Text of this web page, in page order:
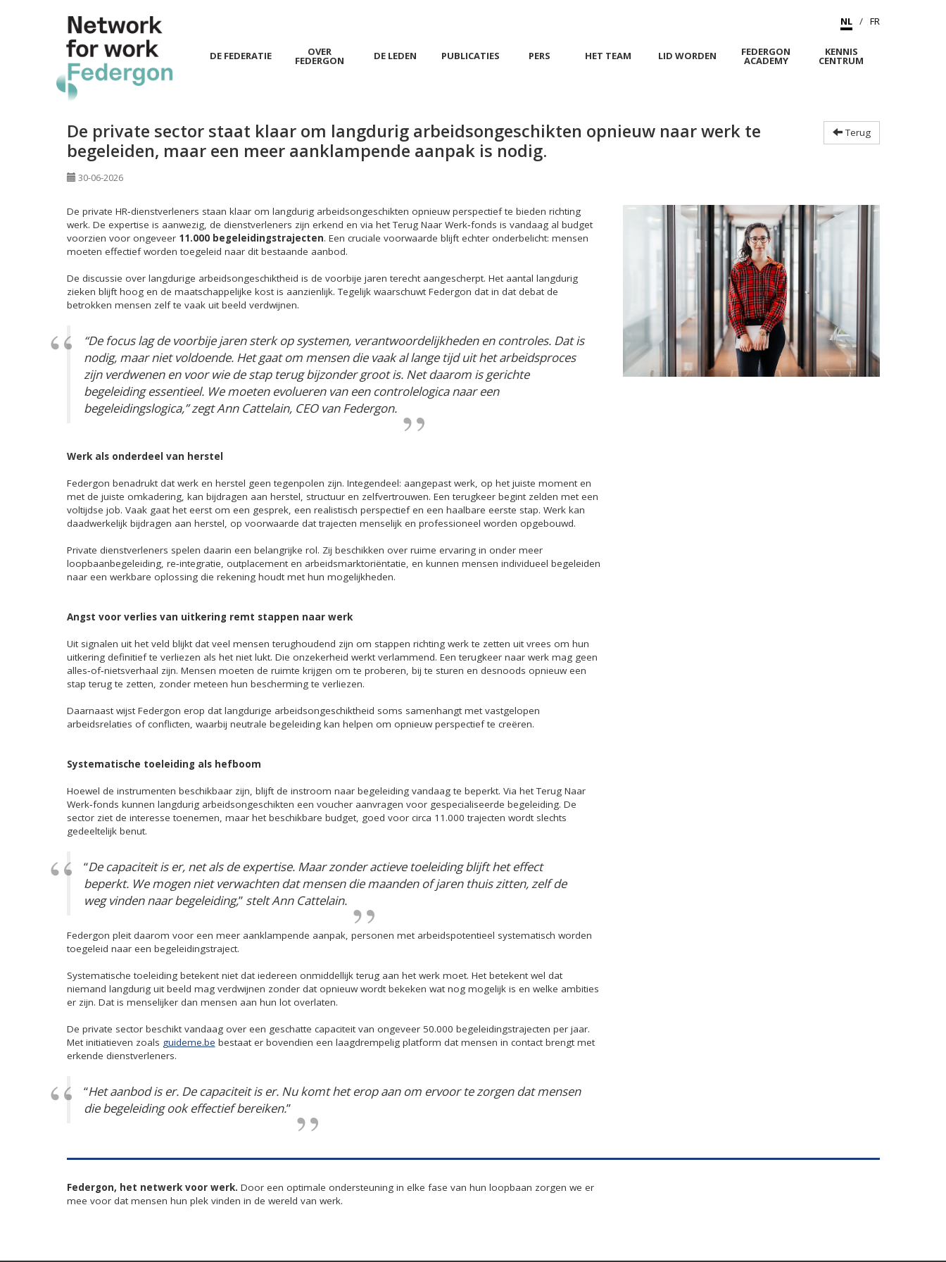
DE FEDERATIE OVER
FEDERGON DE LEDEN PUBLICATIES PERS HET TEAM LID WORDEN FEDERGON
ACADEMY
KENNIS
CENTRUM
NL FR
Terug
De private sector staat klaar om langdurig arbeidsongeschikten opnieuw naar werk te
begeleiden, maar een meer aanklampende aanpak is nodig.
30-06-2026
De private HR‑dienstverleners staan klaar om langdurig arbeidsongeschikten opnieuw perspectief te bieden richting
werk. De expertise is aanwezig, de dienstverleners zijn erkend en via het Terug Naar Werk‑fonds is vandaag al budget
voorzien voor ongeveer 11.000 begeleidingstrajecten. Een cruciale voorwaarde blijft echter onderbelicht: mensen
moeten effectief worden toegeleid naar dit bestaande aanbod.
De discussie over langdurige arbeidsongeschiktheid is de voorbije jaren terecht aangescherpt. Het aantal langdurig
zieken blijft hoog en de maatschappelijke kost is aanzienlijk. Tegelijk waarschuwt Federgon dat in dat debat de
betrokken mensen zelf te vaak uit beeld verdwijnen.
“De focus lag de voorbije jaren sterk op systemen, verantwoordelijkheden en controles. Dat is
nodig, maar niet voldoende. Het gaat om mensen die vaak al lange tijd uit het arbeidsproces
zijn verdwenen en voor wie de stap terug bijzonder groot is. Net daarom is gerichte
begeleiding essentieel. We moeten evolueren van een controlelogica naar een
begeleidingslogica,” zegt Ann Cattelain, CEO van Federgon.
Werk als onderdeel van herstel
Federgon benadrukt dat werk en herstel geen tegenpolen zijn. Integendeel: aangepast werk, op het juiste moment en
met de juiste omkadering, kan bijdragen aan herstel, structuur en zelfvertrouwen. Een terugkeer begint zelden met een
voltijdse job. Vaak gaat het eerst om een gesprek, een realistisch perspectief en een haalbare eerste stap. Werk kan
daadwerkelijk bijdragen aan herstel, op voorwaarde dat trajecten menselijk en professioneel worden opgebouwd.
Private dienstverleners spelen daarin een belangrijke rol. Zij beschikken over ruime ervaring in onder meer
loopbaanbegeleiding, re‑integratie, outplacement en arbeidsmarktoriëntatie, en kunnen mensen individueel begeleiden
naar een werkbare oplossing die rekening houdt met hun mogelijkheden.
Angst voor verlies van uitkering remt stappen naar werk
Uit signalen uit het veld blijkt dat veel mensen terughoudend zijn om stappen richting werk te zetten uit vrees om hun
uitkering definitief te verliezen als het niet lukt. Die onzekerheid werkt verlammend. Een terugkeer naar werk mag geen
alles‑of‑nietsverhaal zijn. Mensen moeten de ruimte krijgen om te proberen, bij te sturen en desnoods opnieuw een
stap terug te zetten, zonder meteen hun bescherming te verliezen.
Daarnaast wijst Federgon erop dat langdurige arbeidsongeschiktheid soms samenhangt met vastgelopen
arbeidsrelaties of conflicten, waarbij neutrale begeleiding kan helpen om opnieuw perspectief te creëren.
Systematische toeleiding als hefboom
Hoewel de instrumenten beschikbaar zijn, blijft de instroom naar begeleiding vandaag te beperkt. Via het Terug Naar
Werk‑fonds kunnen langdurig arbeidsongeschikten een voucher aanvragen voor gespecialiseerde begeleiding. De
sector ziet de interesse toenemen, maar het beschikbare budget, goed voor circa 11.000 trajecten wordt slechts
gedeeltelijk benut.
“De capaciteit is er, net als de expertise. Maar zonder actieve toeleiding blijft het effect
beperkt. We mogen niet verwachten dat mensen die maanden of jaren thuis zitten, zelf de
weg vinden naar begeleiding,” stelt Ann Cattelain.
Federgon pleit daarom voor een meer aanklampende aanpak, personen met arbeidspotentieel systematisch worden
toegeleid naar een begeleidingstraject.
Systematische toeleiding betekent niet dat iedereen onmiddellijk terug aan het werk moet. Het betekent wel dat
niemand langdurig uit beeld mag verdwijnen zonder dat opnieuw wordt bekeken wat nog mogelijk is en welke ambities
er zijn. Dat is menselijker dan mensen aan hun lot overlaten.
De private sector beschikt vandaag over een geschatte capaciteit van ongeveer 50.000 begeleidingstrajecten per jaar.
Met initiatieven zoals guideme.be bestaat er bovendien een laagdrempelig platform dat mensen in contact brengt met
erkende dienstverleners.
“Het aanbod is er. De capaciteit is er. Nu komt het erop aan om ervoor te zorgen dat mensen
die begeleiding ook effectief bereiken.”
Federgon, het netwerk voor werk. Door een optimale ondersteuning in elke fase van hun loopbaan zorgen we er
mee voor dat mensen hun plek vinden in de wereld van werk.